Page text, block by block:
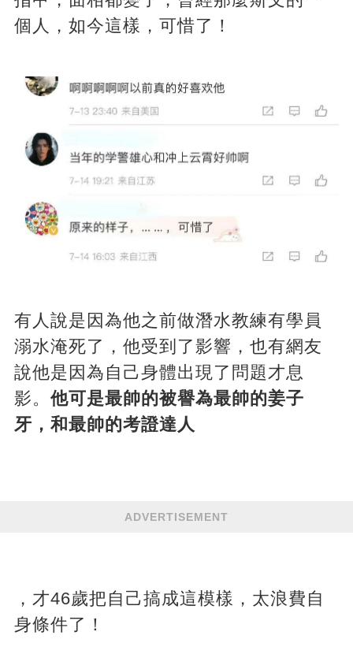
個人，如今這樣，可惜了！
有人說是因為他之前做潛水教練有學員
溺水淹死了，他受到了影響，也有網友
說他是因為自己身體出現了問題才息
影。 他可是最帥的被譽為最帥的姜子
牙，和最帥的考證達人
ADVERTISEMENT
，才46歲把自己搞成這模樣，太浪費自
身條件了！